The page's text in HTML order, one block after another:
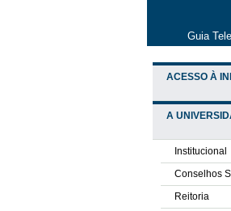
Guia
ACESSO À
A
Institucional
Conselhos
Reitoria